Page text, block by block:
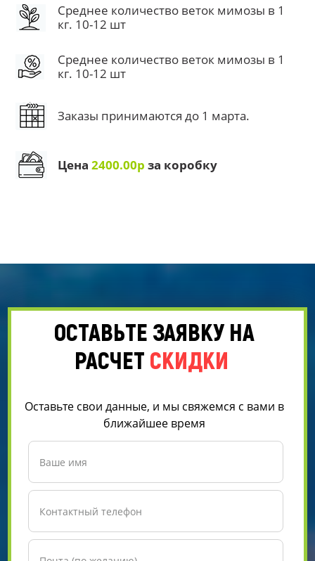
Среднее количество веток мимозы в 1
кг. 10-12 шт
Среднее количество веток мимозы в 1
кг. 10-12 шт
Заказы принимаются до 1 марта.
Цена2400.00р за коробку
ОСТАВЬТЕ ЗАЯВКУ НА
РАСЧЕТ СКИДКИ
Оставьте свои данные, и мы свяжемся с вами в
ближайшее время